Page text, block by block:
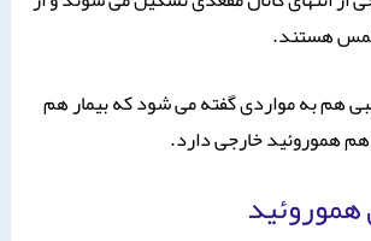
لمس هستند.
هم به مواردی گفته می شود که بیمار هم
هموروئید خارجی دارد.
هموروئید